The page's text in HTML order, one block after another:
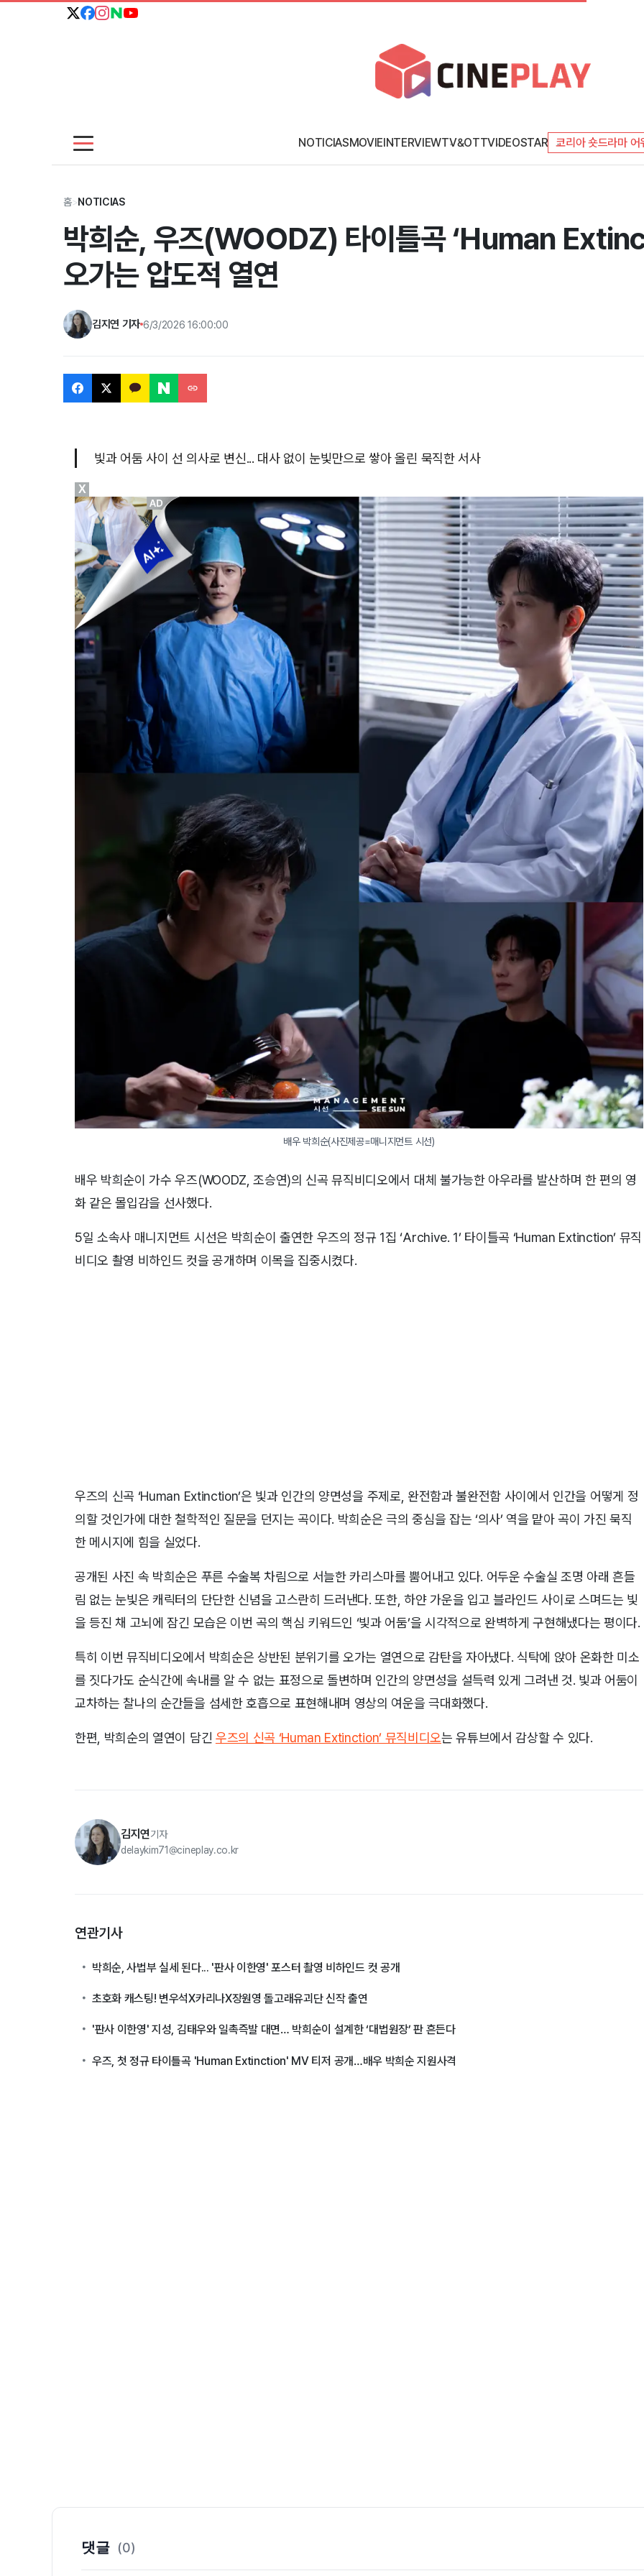
NOTICIASMOVIEINTERVIEWTV&OTTVIDEOSTAR 코리아 숏드라마 어
홈>NOTICIAS
박희순, 우즈(WOODZ) 타이틀곡 ‘Human
오가는 압도적 열연
김지연 기자 6/3/2026 16:00:00
빛과 어둠 사이 선 의사로 변신... 대사 없이 눈빛만으로 쌓아 올린 묵직한 서사
배우 박희순(사진제공=매니지먼트 시선)
배우 박희순이 가수 우즈(WOODZ, 조승연)의 신곡 뮤직비디오에서 대체 불가능한 아우라를 발산하며 한 편의 영
화 같은 몰입감을 선사했다.
5일 소속사 매니지먼트 시선은 박희순이 출연한 우즈의 정규 1집 ‘Archive. 1’ 타이틀곡 ‘Human Extinction’ 뮤직
비디오 촬영 비하인드 컷을 공개하며 이목을 집중시켰다.
우즈의 신곡 ‘Human Extinction’은 빛과 인간의 양면성을 주제로, 완전함과 불완전함 사이에서 인간을 어떻게 정
의할 것인가에 대한 철학적인 질문을 던지는 곡이다. 박희순은 극의 중심을 잡는 ‘의사’ 역을 맡아 곡이 가진 묵직
한 메시지에 힘을 실었다.
공개된 사진 속 박희순은 푸른 수술복 차림으로 서늘한 카리스마를 뿜어내고 있다. 어두운 수술실 조명 아래 흔들
림 없는 눈빛은 캐릭터의 단단한 신념을 고스란히 드러낸다. 또한, 하얀 가운을 입고 블라인드 사이로 스며드는 빛
을 등진 채 고뇌에 잠긴 모습은 이번 곡의 핵심 키워드인 ‘빛과 어둠’을 시각적으로 완벽하게 구현해냈다는 평이다.
특히 이번 뮤직비디오에서 박희순은 상반된 분위기를 오가는 열연으로 감탄을 자아냈다. 식탁에 앉아 온화한 미소
를 짓다가도 순식간에 속내를 알 수 없는 표정으로 돌변하며 인간의 양면성을 설득력 있게 그려낸 것. 빛과 어둠이
교차하는 찰나의 순간들을 섬세한 호흡으로 표현해내며 영상의 여운을 극대화했다.
한편, 박희순의 열연이 담긴 우즈의 신곡 ‘Human Extinction’ 뮤직비디오는 유튜브에서 감상할 수 있다.
김지연기자
delaykim71@cineplay.co.kr
연관기사
박희순, 사법부 실세 된다... '판사 이한영' 포스터 촬영 비하인드 컷 공개
초호화 캐스팅! 변우석X카리나X장원영 돌고래유괴단 신작 출연
'판사 이한영' 지성, 김태우와 일촉즉발 대면… 박희순이 설계한 ‘대법원장’ 판 흔든다
우즈, 첫 정규 타이틀곡 'Human Extinction' MV 티저 공개…배우 박희순 지원사격
댓글 (0)
X